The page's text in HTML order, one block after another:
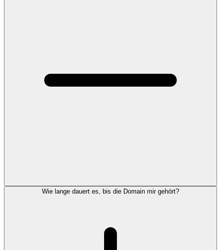
Wie lange dauert es, bis die Domain mir gehört?